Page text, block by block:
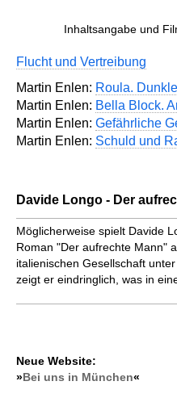
Inhaltsangabe und
Flucht und Vertreibung
Martin Enlen: Roula.
Martin Enlen: Bella Block.
Martin Enlen: Gefährliche
Martin Enlen: Schuld und
Davide Longo - Der
Möglicherweise spielt Davide
Roman "Der aufrechte Mann"
italienischen Gesellschaft
zeigt er eindringlich, was in
Neue Website:
»Bei uns in München«